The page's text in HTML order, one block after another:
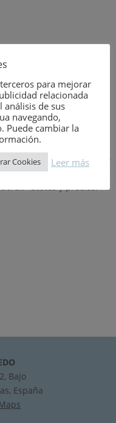
DE ASTURIAS
de 1997
Licitación oficial e
Costes y precios.-
Bajo
España
para mejorar
relacionada
análisis de sus
navegando,
Puede cambiar la
Cookies Leer más